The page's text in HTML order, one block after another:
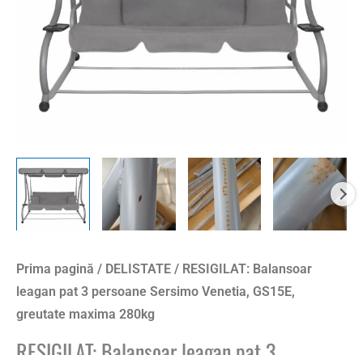
Prima pagină / DELISTATE / RESIGILAT: Balansoar
leagan pat 3 persoane Sersimo Venetia, GS15E,
greutate maxima 280kg